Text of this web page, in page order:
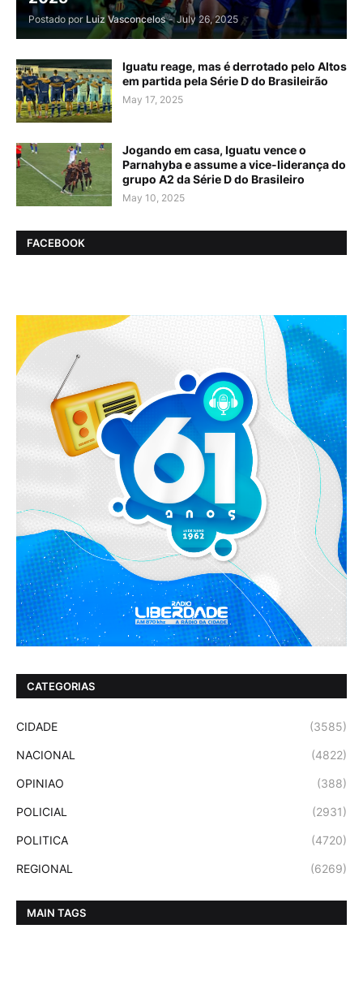
Postado por Luiz Vasconcelos - July 26, 2025
Iguatu reage, mas é derrotado pelo Altos
em partida pela Série D do Brasileirão
May 17, 2025
Jogando em casa, Iguatu vence o
Parnahyba e assume a vice-liderança do
grupo A2 da Série D do Brasileiro
May 10, 2025
FACEBOOK
CATEGORIAS
CIDADE (3585)
NACIONAL (4822)
OPINIAO (388)
POLICIAL (2931)
POLITICA (4720)
REGIONAL (6269)
MAIN TAGS